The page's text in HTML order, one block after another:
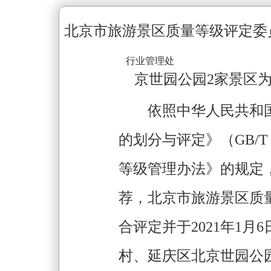
北京市旅游景区质量等级评定
京世园公园2家景区
行业管理处
依照中华人民共和
的划分与评定》（GB/
等级管理办法》的规定
荐，北京市旅游景区质
合评定并于2021年1月
村、延庆区北京世园公